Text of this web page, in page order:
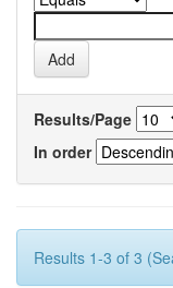
Results/Page
In order
Results 1-3 of 3